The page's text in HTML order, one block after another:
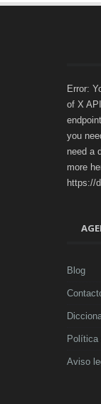
Error:
of X
you
need a
more
https://
Blog
Política
Aviso